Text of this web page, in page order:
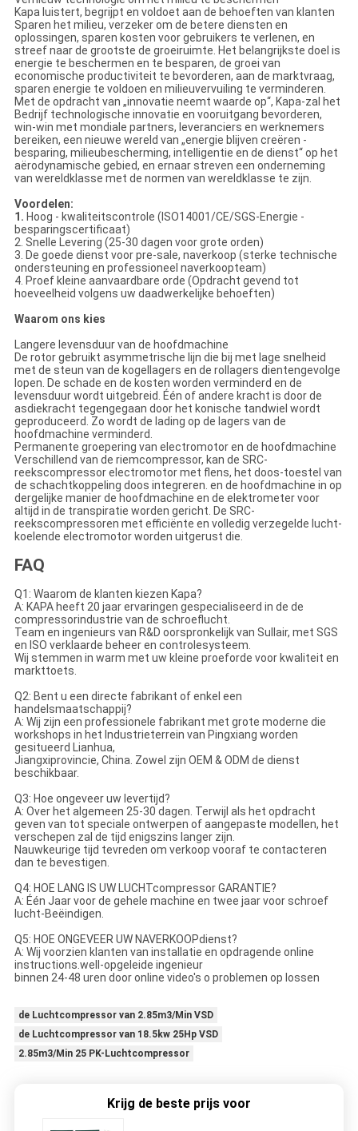
Kapa luistert, begrijpt en voldoet aan de behoeften van klanten
Sparen het milieu, verzeker om de betere diensten en
oplossingen, sparen kosten voor gebruikers te verlenen, en
streef naar de grootste de groeiruimte. Het belangrijkste doel is
energie te beschermen en te besparen, de groei van
economische productiviteit te bevorderen, aan de marktvraag,
sparen energie te voldoen en milieuvervuiling te verminderen.
Met de opdracht van „innovatie neemt waarde op“, Kapa-zal het
Bedrijf technologische innovatie en vooruitgang bevorderen,
win-win met mondiale partners, leveranciers en werknemers
bereiken, een nieuwe wereld van „energie blijven creëren -
besparing, milieubescherming, intelligentie en de dienst“ op het
aërodynamische gebied, en ernaar streven een onderneming
van wereldklasse met de normen van wereldklasse te zijn.
Voordelen:
1. Hoog - kwaliteitscontrole (ISO14001/CE/SGS-Energie -
besparingscertificaat)
2. Snelle Levering (25-30 dagen voor grote orden)
3. De goede dienst voor pre-sale, naverkoop (sterke technische
ondersteuning en professioneel naverkoopteam)
4. Proef kleine aanvaardbare orde (Opdracht gevend tot
hoeveelheid volgens uw daadwerkelijke behoeften)
Waarom ons kies
Langere levensduur van de hoofdmachine
De rotor gebruikt asymmetrische lijn die bij met lage snelheid
met de steun van de kogellagers en de rollagers dientengevolge
lopen. De schade en de kosten worden verminderd en de
levensduur wordt uitgebreid. Één of andere kracht is door de
asdiekracht tegengegaan door het konische tandwiel wordt
geproduceerd. Zo wordt de lading op de lagers van de
hoofdmachine verminderd.
Permanente groepering van electromotor en de hoofdmachine
Verschillend van de riemcompressor, kan de SRC-
reekscompressor electromotor met flens, het doos-toestel van
de schachtkoppeling doos integreren. en de hoofdmachine in op
dergelijke manier de hoofdmachine en de elektrometer voor
altijd in de transpiratie worden gericht. De SRC-
reekscompressoren met efficiënte en volledig verzegelde lucht-
koelende electromotor worden uitgerust die.
FAQ
Q1: Waarom de klanten kiezen Kapa?
A: KAPA heeft 20 jaar ervaringen gespecialiseerd in de de
compressorindustrie van de schroeflucht.
Team en ingenieurs van R&D oorspronkelijk van Sullair, met SGS
en ISO verklaarde beheer en controlesysteem.
Wij stemmen in warm met uw kleine proeforde voor kwaliteit en
markttoets.
Q2: Bent u een directe fabrikant of enkel een
handelsmaatschappij?
A: Wij zijn een professionele fabrikant met grote moderne die
workshops in het Industrieterrein van Pingxiang worden
gesitueerd Lianhua,
Jiangxiprovincie, China. Zowel zijn OEM & ODM de dienst
beschikbaar.
Q3: Hoe ongeveer uw levertijd?
A: Over het algemeen 25-30 dagen. Terwijl als het opdracht
geven van tot speciale ontwerpen of aangepaste modellen, het
verschepen zal de tijd enigszins langer zijn.
Nauwkeurige tijd tevreden om verkoop vooraf te contacteren
dan te bevestigen.
Q4: HOE LANG IS UW LUCHTcompressor GARANTIE?
A: Één Jaar voor de gehele machine en twee jaar voor schroef
lucht-Beëindigen.
Q5: HOE ONGEVEER UW NAVERKOOPdienst?
A: Wij voorzien klanten van installatie en opdragende online
instructions.well-opgeleide ingenieur
binnen 24-48 uren door online video's o problemen op lossen
de Luchtcompressor van 2.85m3/Min VSD
de Luchtcompressor van 18.5kw 25Hp VSD
2.85m3/Min 25 PK-Luchtcompressor
Krijg de beste prijs voor